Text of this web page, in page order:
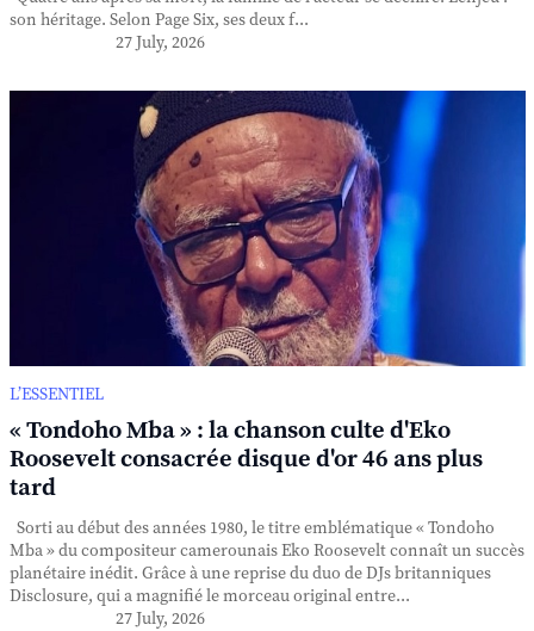
son héritage. Selon Page Six, ses deux f...
27 July, 2026
L’ESSENTIEL
« Tondoho Mba » : la chanson culte d'Eko
Roosevelt consacrée disque d'or 46 ans plus
tard
Sorti au début des années 1980, le titre emblématique « Tondoho
Mba » du compositeur camerounais Eko Roosevelt connaît un succès
planétaire inédit. Grâce à une reprise du duo de DJs britanniques
Disclosure, qui a magnifié le morceau original entre...
27 July, 2026